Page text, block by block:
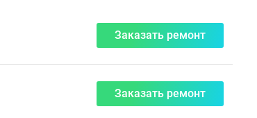
Заказать ремонт
Заказать ремонт